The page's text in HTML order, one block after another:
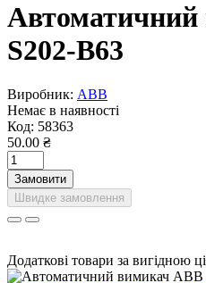
S202-B63
Виробник: ABB
Немає в наявності
Код: 58363
50.00 ₴
Замовити
Швидке замовлення
Додаткові товари за вигідною